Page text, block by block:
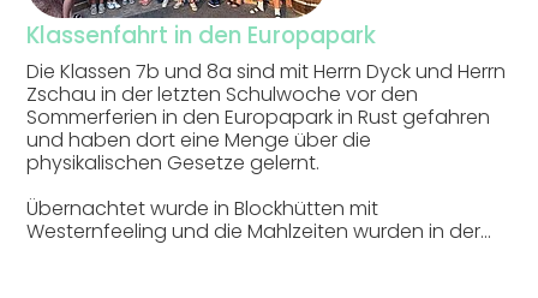
Klassenfahrt in den Europapark
Die Klassen 7b und 8a sind mit Herrn Dyck und Herrn
Zschau in der letzten Schulwoche vor den
Sommerferien in den Europapark in Rust gefahren
und haben dort eine Menge über die
physikalischen Gesetze gelernt.
Übernachtet wurde in Blockhütten mit
Westernfeeling und die Mahlzeiten wurden in der…